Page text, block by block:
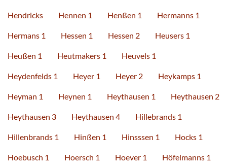
Hendricks Hennen 1 Henßen 1 Hermanns 1
Hermans 1 Hessen 1 Hessen 2 Heusers 1
Heußen 1 Heutmakers 1 Heuvels 1
Heydenfelds 1 Heyer 1 Heyer 2 Heykamps 1
Heyman 1 Heynen 1 Heythausen 1 Heythausen 2
Heythausen 3 Heythausen 4 Hillebrands 1
Hillenbrands 1 Hinßen 1 Hinsssen 1 Hocks 1
Hoebusch 1 Hoersch 1 Hoever 1 Höfelmanns 1